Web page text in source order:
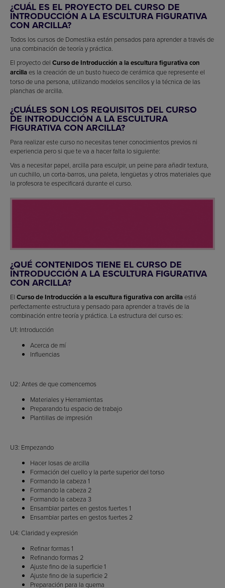
¿CUÁL ES EL PROYECTO DEL CURSO DE
INTRODUCCIÓN A LA ESCULTURA FIGURATIVA
CON ARCILLA?
Todos los cursos de Domestika están pensados para aprender a través de
una combinación de teoría y práctica.
El proyecto del Curso de Introducción a la escultura figurativa con
arcillaes la creación de un busto hueco de cerámica que represente el
torso de una persona, utilizando modelos sencillos y la técnica de las
planchas de arcilla.
¿CUÁLES SON LOS REQUISITOS DEL CURSO
DE INTRODUCCIÓN A LA ESCULTURA
FIGURATIVA CON ARCILLA?
Para realizar este curso no necesitas tener conocimientos previos ni
experiencia pero si que te va a hacer falta lo siguiente:
Vas a necesitar papel, arcilla para esculpir, un peine para añadir textura,
un cuchillo, un corta-barros, una paleta, lengüetas y otros materiales que
la profesora te especificará durante el curso.
¿QUÉ CONTENIDOS TIENE EL CURSO DE
INTRODUCCIÓN A LA ESCULTURA FIGURATIVA
CON ARCILLA?
El Curso de Introducción a la escultura figurativa con arcillaestá
perfectamente estructura y pensado para aprender a través de la
combinación entre teoría y práctica. La estructura del curso es:
U1: Introducción
Acerca de mí
Influencias
U2: Antes de que comencemos
Materiales y Herramientas
Preparando tu espacio de trabajo
Plantillas de impresión
U3: Empezando
Hacer losas de arcilla
Formación del cuello y la parte superior del torso
Formando la cabeza 1
Formando la cabeza 2
Formando la cabeza 3
Ensamblar partes en gestos fuertes 1
Ensamblar partes en gestos fuertes 2
U4: Claridad y expresión
Refinar formas 1
Refinando formas 2
Ajuste fino de la superficie 1
Ajuste fino de la superficie 2
Preparación para la quema